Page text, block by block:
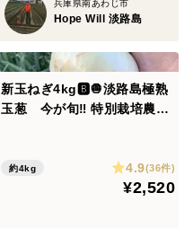
兵庫県南あわじ市
Hope Will 淡路島
新玉ねぎ4kg🅱️🧅淡路島極熟
玉葱 今が旬‼️ 特別栽培農産
約4kg 4.9(36件)
¥2,520